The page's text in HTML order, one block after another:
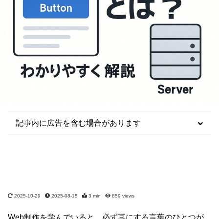
2025-10-29 2025-08-15 3 min 859 views
記事内に広告を含む場合があります
Web制作を学んでいると、必ず耳にする言葉のひとつが